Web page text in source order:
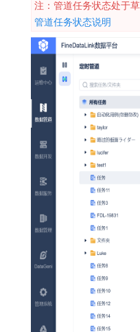
注：管道任务状态处于
管道任务状态说明